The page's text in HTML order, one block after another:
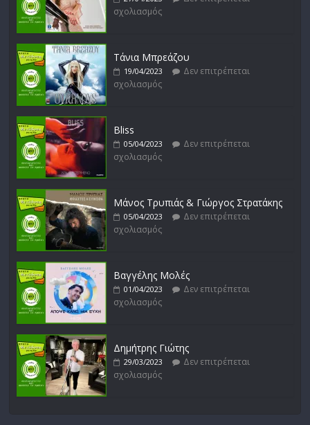
σχολιασμός
σχολιασμός
Τάνια Μπρεάζου
19/04/2023
Δεν επιτρέπεται
σχολιασμός
Bliss
05/04/2023
Δεν επιτρέπεται
σχολιασμός
Μάνος Τρυπιάς & Γιώργος Στρατάκης
05/04/2023
Δεν επιτρέπεται
σχολιασμός
Βαγγέλης Μολές
01/04/2023
Δεν επιτρέπεται
σχολιασμός
Δημήτρης Γιώτης
29/03/2023
Δεν επιτρέπεται
σχολιασμός